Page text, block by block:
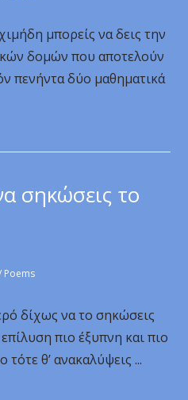
μπορείς να δεις την
δομών που αποτελούν
πενήντα δύο μαθηματικά
σηκώσεις το
Poems
δίχως να το σηκώσεις
πιο έξυπνη και πιο
θ’ ανακαλύψεις ...